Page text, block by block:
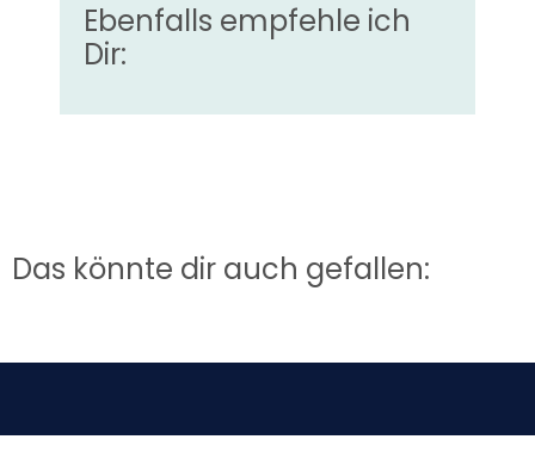
Ebenfalls empfehle ich
Dir:
Das könnte dir auch gefallen: